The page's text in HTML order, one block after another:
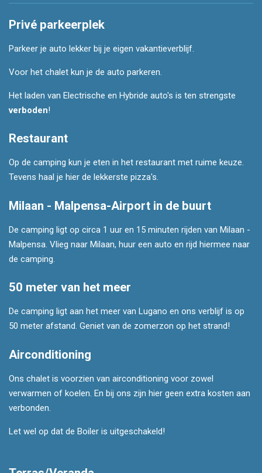
Privé parkeerplek
Parkeer je auto lekker bij je eigen vakantieverblijf.
Voor het chalet kun je de auto parkeren.
Het laden van Electrische en Hybride auto's is ten strengste
verboden!
Restaurant
Op de camping kun je eten in het restaurant met ruime keuze.
Tevens haal je hier de lekkerste pizza's.
Milaan - Malpensa-Airport in de buurt
De camping ligt op circa 1 uur en 15 minuten rijden van Milaan -
Malpensa. Vlieg naar Milaan, huur een auto en rijd hiermee naar
de camping.
50 meter van het meer
De camping ligt aan het meer van Lugano en ons verblijf is op
50 meter afstand. Geniet van de zomerzon op het strand!
Airconditioning
Ons chalet is voorzien van airconditioning voor zowel
verwarmen of koelen. En bij ons zijn hier geen extra kosten aan
verbonden.
Let wel op dat de Boiler is uitgeschakeld!